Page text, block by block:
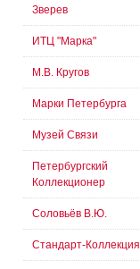
Зверев
ИТЦ "Марка"
М.В. Кругов
Марки Петербурга
Музей Связи
Петербургский
Коллекционер
Соловьёв В.Ю.
Стандарт-Коллекция